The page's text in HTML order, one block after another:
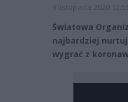
9 listopada 2020
Światowa
najbardziej
wygrać z